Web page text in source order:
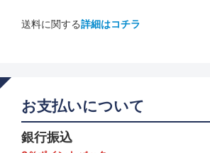
送料に関する詳細はコチラ
お支払いについて
銀行振込